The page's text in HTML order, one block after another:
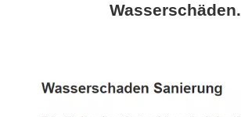
Wasserschäden.